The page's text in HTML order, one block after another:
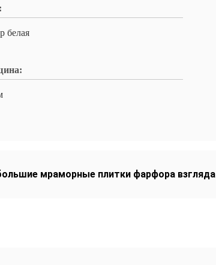
белая
мраморные плитки фарфора взгляда